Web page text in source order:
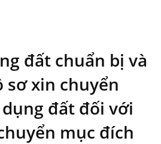
đất chuẩn bị và
sơ xin chuyển
đất đối với
mục đích